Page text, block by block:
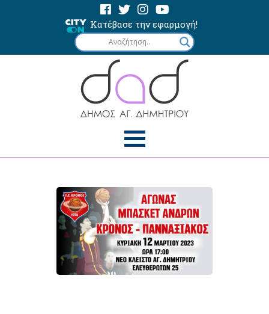
Κατέβασε την εφαρμογή!